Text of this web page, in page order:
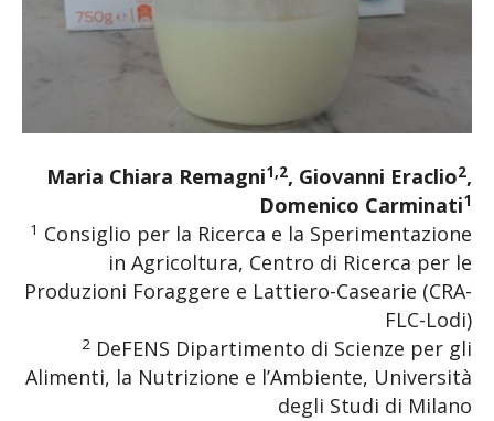
Maria Chiara Remagni1,2, Giovanni Eraclio2,
Domenico Carminati1
1 Consiglio per la Ricerca e la Sperimentazione
in Agricoltura, Centro di Ricerca per le
Produzioni Foraggere e Lattiero-Casearie (CRA-
FLC-Lodi)
2 DeFENS Dipartimento di Scienze per gli
Alimenti, la Nutrizione e l’Ambiente, Università
degli Studi di Milano